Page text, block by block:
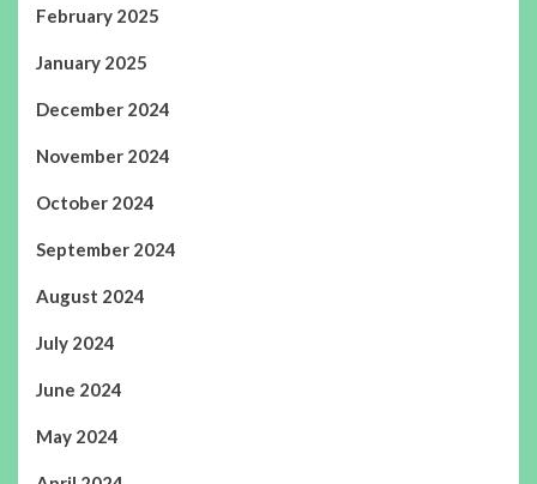
February 2025
January 2025
December 2024
November 2024
October 2024
September 2024
August 2024
July 2024
June 2024
May 2024